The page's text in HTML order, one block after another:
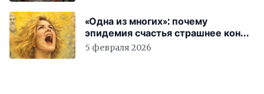
«Одна из многих»: почему
эпидемия счастья страшнее конца
света
5 февраля 2026